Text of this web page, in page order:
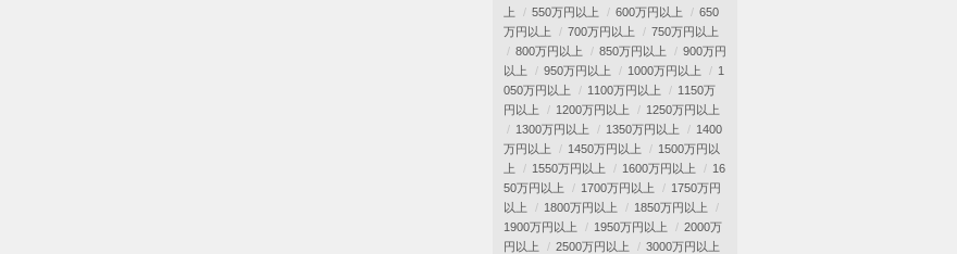
上
550万円以上 600万円以上
650
万円以上
700万円以上
750万円以上
800万円以上
850万円以上
900万円
以上
950万円以上 1000万円以上
1
050万円以上
1100万円以上
1150万
円以上
1200万円以上
1250万円以上
1300万円以上
1350万円以上
1400
万円以上
1450万円以上
1500万円以
上
1550万円以上 1600万円以上
16
50万円以上
1700万円以上
1750万円
以上
1800万円以上
1850万円以上
1900万円以上
1950万円以上
2000万
円以上
2500万円以上
3000万円以上